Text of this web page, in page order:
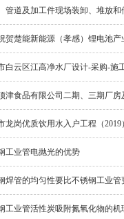
管道及加工件现场装卸、堆放和
贺楚能新能源（孝感）锂电池
白云区江高净水厂设计-采购-施
津食品有限公司二期、三期厂房
龙岗优质饮用水入户工程（2019
工业管电抛光的优势
焊管的均匀性要比不锈钢工业管
工业管活性炭吸附氮氧化物的机